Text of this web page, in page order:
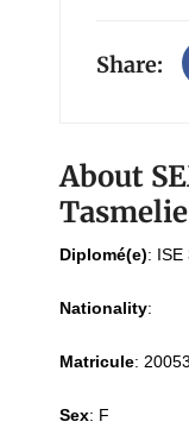
Share:
About
Diplomé(e): ISE
Nationality:
Matricule: 20053
Sex: F